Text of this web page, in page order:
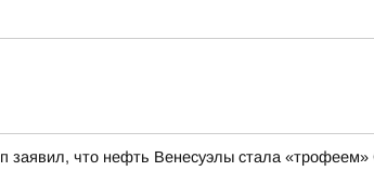
что нефть Венесуэлы стала